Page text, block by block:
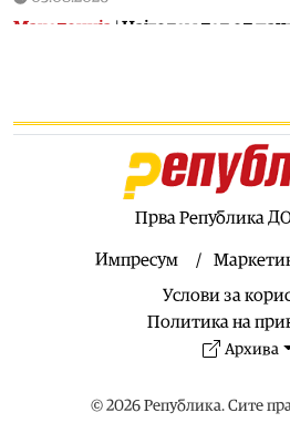
Македонија |Најголем дел од
запалена трева при сечење со
Нуклеарката Кршко во
производството за 20% поради
05.08.2026
Клековски:
вработувања и проширување на
Останати спортови|Вељко
Прва Република
Импресум
Услови за
Политика на
Архива
© 2026 Република. Сите